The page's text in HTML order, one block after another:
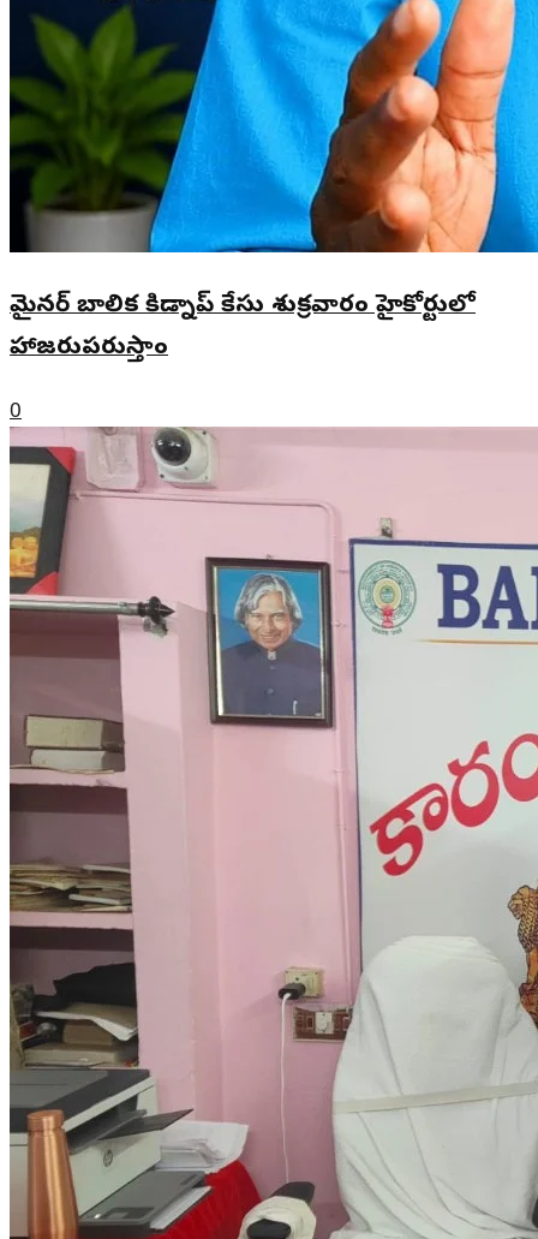
మైనర్ బాలిక కిడ్నాప్ కేసు శుక్రవారం హైకోర్టులో
హాజరుపరుస్తాం
0